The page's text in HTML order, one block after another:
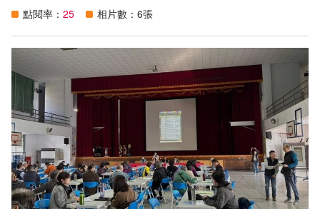
三、與會人員：學生輔導與特殊教育科葉怡伶科長、資優教
育資源中心人員、資優班設班學校代表、關心資優教育的親
師生
點閱率： 25 相片數：6張